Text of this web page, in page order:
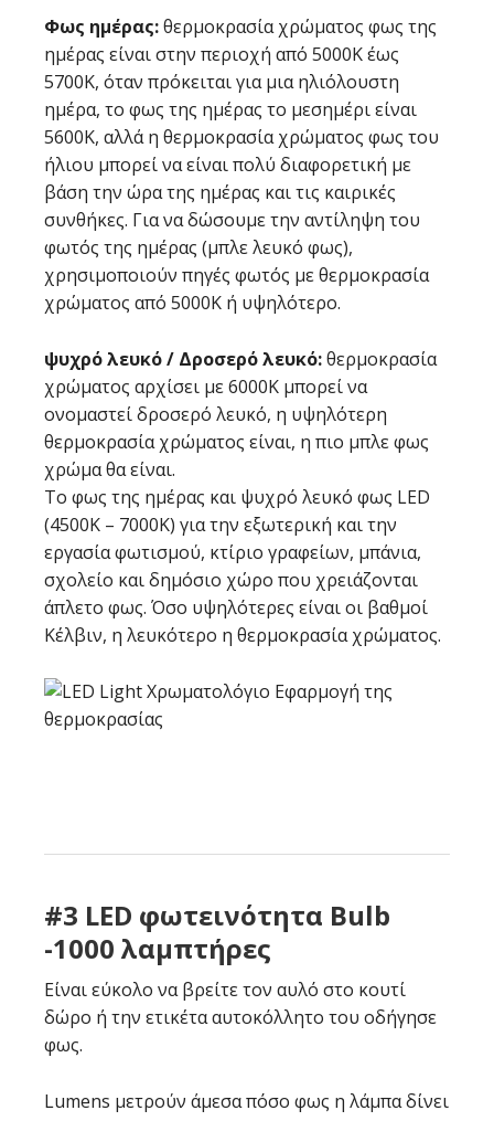
Φως ημέρας:θερμοκρασία χρώματος φως της
ημέρας είναι στην περιοχή από 5000K έως
5700K, όταν πρόκειται για μια ηλιόλουστη
ημέρα, το φως της ημέρας το μεσημέρι είναι
5600K, αλλά η θερμοκρασία χρώματος φως του
ήλιου μπορεί να είναι πολύ διαφορετική με
βάση την ώρα της ημέρας και τις καιρικές
συνθήκες. Για να δώσουμε την αντίληψη του
φωτός της ημέρας (μπλε λευκό φως),
χρησιμοποιούν πηγές φωτός με θερμοκρασία
χρώματος από 5000K ή υψηλότερο.
ψυχρό λευκό / Δροσερό λευκό:θερμοκρασία
χρώματος αρχίσει με 6000K μπορεί να
ονομαστεί δροσερό λευκό, η υψηλότερη
θερμοκρασία χρώματος είναι, η πιο μπλε φως
χρώμα θα είναι.
Το φως της ημέρας και ψυχρό λευκό φως LED
(4500Κ – 7000Κ) για την εξωτερική και την
εργασία φωτισμού, κτίριο γραφείων, μπάνια,
σχολείο και δημόσιο χώρο που χρειάζονται
άπλετο φως. Όσο υψηλότερες είναι οι βαθμοί
Κέλβιν, η λευκότερο η θερμοκρασία χρώματος.
#3 LED φωτεινότητα Bulb
-1000 λαμπτήρες
Είναι εύκολο να βρείτε τον αυλό στο κουτί
δώρο ή την ετικέτα αυτοκόλλητο του οδήγησε
φως.
Lumens μετρούν άμεσα πόσο φως η λάμπα δίνει